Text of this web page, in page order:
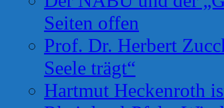
Seiten offen
Prof. Dr. Herbert
Seele trägt“
Hartmut Heckenroth